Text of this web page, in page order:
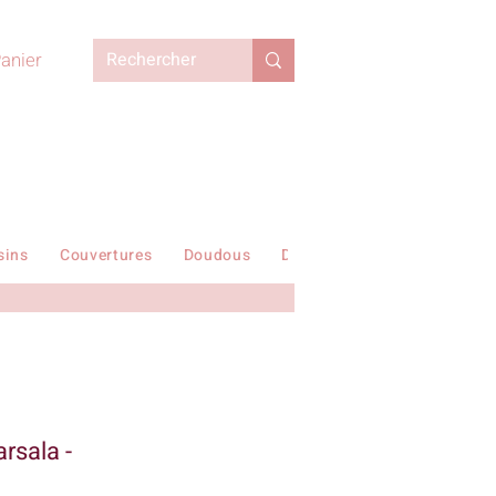
Couvertures Doudous Duvets enfant
-